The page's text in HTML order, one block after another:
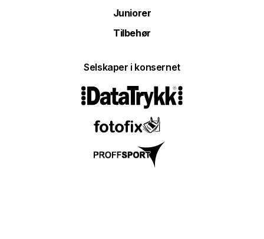
Juniorer
Tilbehør
Selskaper i konsernet